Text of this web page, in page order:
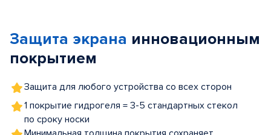
5
Защита экрана инновационным
покрытием
Защита для любого устройства со всех сторон
1 покрытие гидрогеля = 3-5 стандартных стекол
по сроку носки